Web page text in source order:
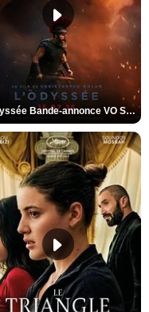
L'Odyssée Bande-annonce VO STFR